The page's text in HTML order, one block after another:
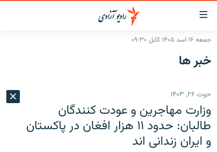
لینک‌های
قابل
دسترسی
به
بازگشت
منوی
اصلی
مراجعه
گزارش‌ها
شرق میانه
جهان
جهان
جدول نشرات
مصاحبه‌ها
برنامه‌ها
جمعه ۱۶ اسد ۱۴۰۵ کابل ۰۹:۳۰
خبر ها
حوت ۲۶, ۱۴۰۳
وزارت مهاجرین و عودت کنندگان
طالبان: حدود ۱۱ هزار افغان در پاکستان
و ایران زندانی اند